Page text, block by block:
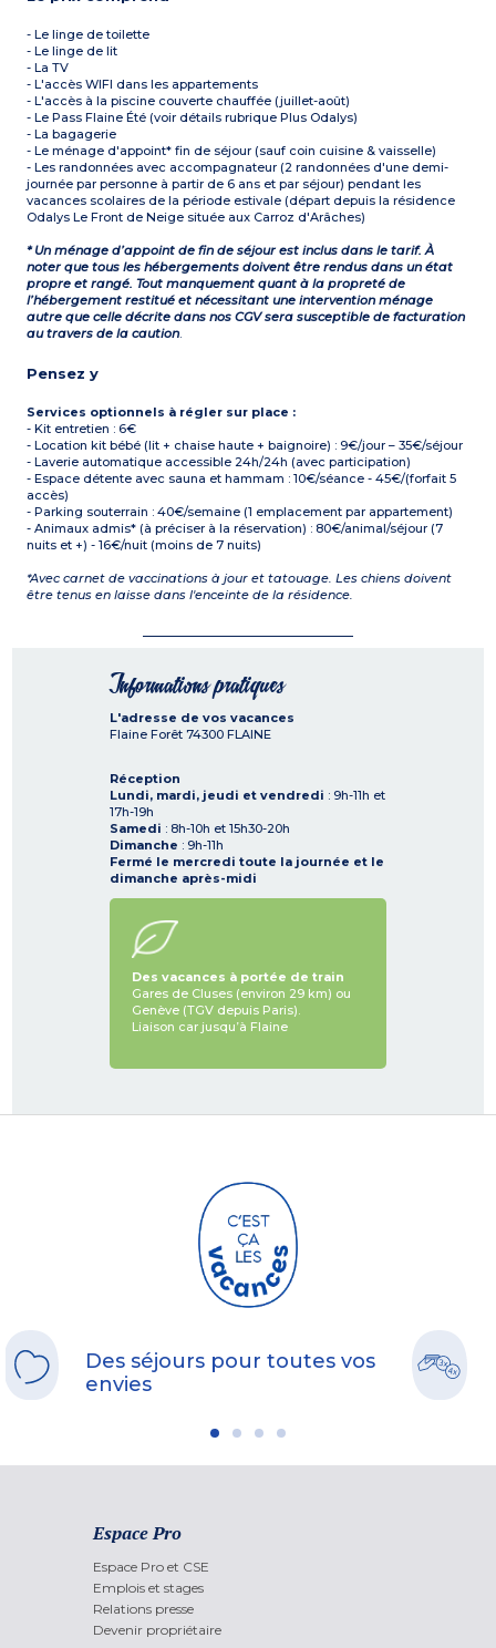
- Le linge de toilette
- Le linge de lit
- La TV
- L'accès WIFI dans les appartements
- L'accès à la piscine couverte chauffée (juillet-août)
- Le Pass Flaine Été (voir détails rubrique Plus Odalys)
- La bagagerie
- Le ménage d'appoint* fin de séjour (sauf coin cuisine & vaisselle)
- Les randonnées avec accompagnateur (2 randonnées d'une demi-
journée par personne à partir de 6 ans et par séjour) pendant les
vacances scolaires de la période estivale (départ depuis la résidence
Odalys Le Front de Neige située aux Carroz d'Arâches)
* Un ménage d’appoint de fin de séjour est inclus dans le tarif. À
noter que tous les hébergements doivent être rendus dans un état
propre et rangé. Tout manquement quant à la propreté de
l’hébergement restitué et nécessitant une intervention ménage
autre que celle décrite dans nos CGV sera susceptible de facturation
au travers de la caution.
Pensez y
Services optionnels à régler sur place :
- Kit entretien : 6€
- Location kit bébé (lit + chaise haute + baignoire) : 9€/jour – 35€/séjour
- Laverie automatique accessible 24h/24h (avec participation)
- Espace détente avec sauna et hammam : 10€/séance - 45€/(forfait 5
accès)
- Parking souterrain : 40€/semaine (1 emplacement par appartement)
- Animaux admis* (à préciser à la réservation) : 80€/animal/séjour (7
nuits et +) - 16€/nuit (moins de 7 nuits)
*Avec carnet de vaccinations à jour et tatouage. Les chiens doivent
être tenus en laisse dans l'enceinte de la résidence.
Informations pratiques
L'adresse de vos vacances
Flaine Forêt 74300 FLAINE
Réception
Lundi, mardi, jeudi et vendredi : 9h-11h et
17h-19h
Samedi : 8h-10h et 15h30-20h
Dimanche : 9h-11h
Fermé le mercredi toute la journée et le
dimanche après-midi
Des vacances à portée de train
Gares de Cluses (environ 29 km) ou
Genève (TGV depuis Paris).
Liaison car jusqu’à Flaine
Des séjours pour toutes vos
envies
Espace Pro
Espace Pro et CSE
Emplois et stages
Relations presse
Devenir propriétaire